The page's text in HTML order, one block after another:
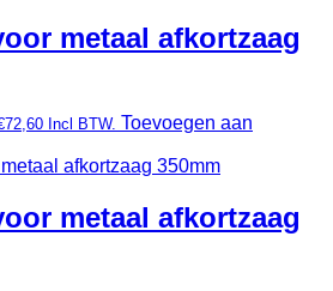
metaal afkortzaag
72,60 Incl BTW. Toevoegen aan
metaal afkortzaag